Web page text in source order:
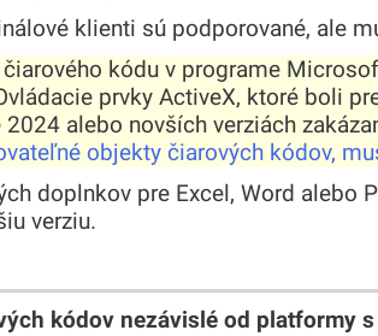
klienti sú podporované, ale
kódu v programe
prvky ActiveX, ktoré boli
alebo novších verziách
objekty čiarových kódov,
doplnkov pre Excel, Word
verziu.
kódov nezávislé od platformy